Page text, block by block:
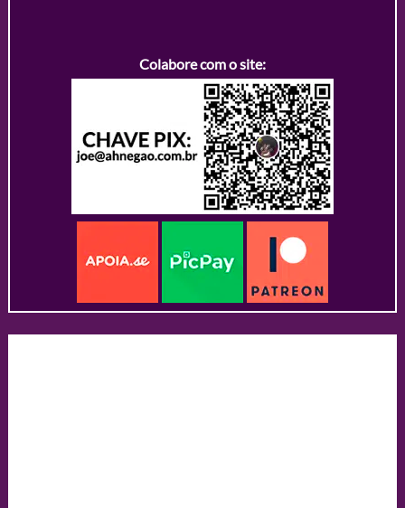
Colabore com o site: